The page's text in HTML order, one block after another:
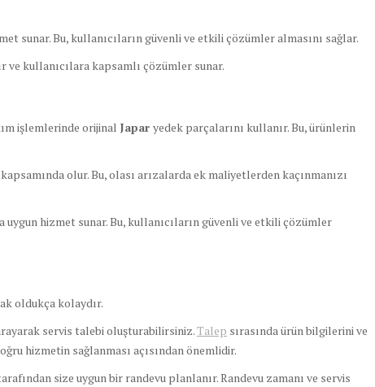
sunar. Bu, kullanıcıların güvenli ve etkili çözümler almasını sağlar.
ve kullanıcılara kapsamlı çözümler sunar.
işlemlerinde orijinal Japar yedek parçalarını kullanır. Bu, ürünlerin
olur. Bu, olası arızalarda ek maliyetlerden kaçınmanızı
hizmet sunar. Bu, kullanıcıların güvenli ve etkili çözümler
oldukça kolaydır.
servis talebi oluşturabilirsiniz.Talep sırasında ürün bilgilerini ve
hizmetin sağlanması açısından önemlidir.
size uygun bir randevu planlanır. Randevu zamanı ve servis